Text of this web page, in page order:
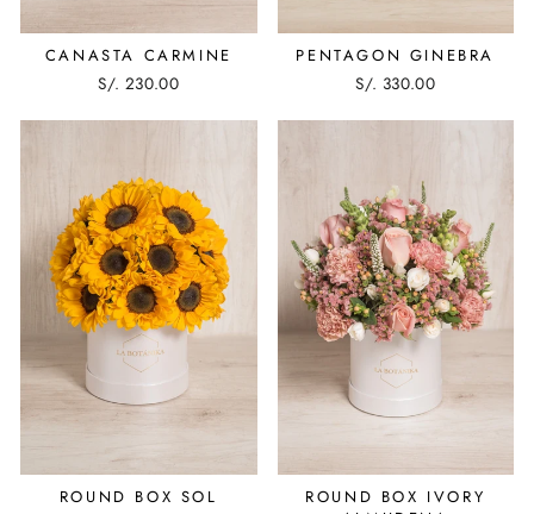
CANASTA CARMINE
S/. 230.00
PENTAGON GINEBRA
S/. 330.00
ROUND BOX SOL
ROUND BOX IVORY